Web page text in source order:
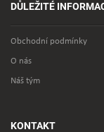
DŮLEŽITÉ
Obchodní podmínky
O nás
Náš tým
KONTAKT